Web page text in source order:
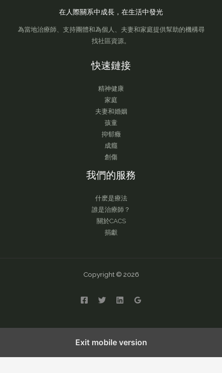
在人際關系中成長，在生活中發光
為當地治療師、支持團體和為個人、夫妻和家庭提供幫助的機構尋
找社區資源。
快速鏈接
精神健康
家庭
夫妻和婚姻
孩童
抑郁癥
成癮
創傷
我們的服務
什麽是療法
誰是治療師？
關於CACS
捐獻
Copyright © 2026
Exit mobile version
English 繁體中文 简体中文